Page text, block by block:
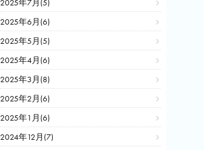
2025年7月(5)
2025年6月(6)
2025年5月(5)
2025年4月(6)
2025年3月(8)
2025年2月(6)
2025年1月(6)
2024年12月(7)